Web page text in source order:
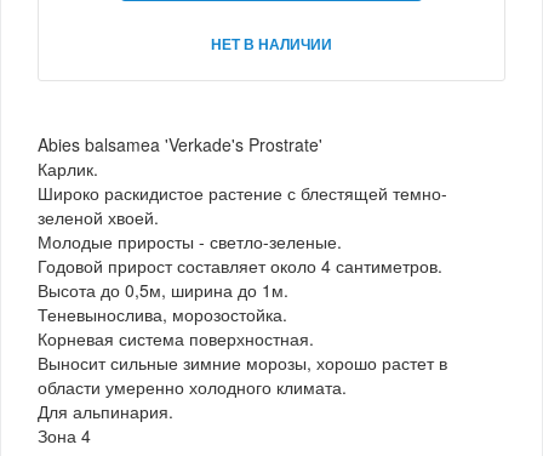
НЕТ В НАЛИЧИИ
Abies balsamea 'Verkade's Prostrate'
Карлик.
Широко раскидистое растение с блестящей темно-
зеленой хвоей.
Молодые приросты - светло-зеленые.
Годовой прирост составляет около 4 сантиметров.
Высота до 0,5м, ширина до 1м.
Теневынослива, морозостойка.
Корневая система поверхностная.
Выносит сильные зимние морозы, хорошо растет в
области умеренно холодного климата.
Для альпинария.
Зона 4